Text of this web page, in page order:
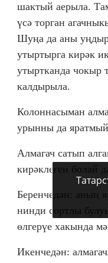
шактый аерыла.
үсә торган
Шуңа да аны
утыртырга кирәк
утыртканда чокыр
калдырыла.
Колоннасыман
урынны да
Алмагач сатып
кирәклеген болай
Беренчедән: аның
нинди сортлы
өлгерүе хакында
Икенчедән: